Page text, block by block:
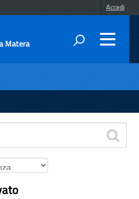
Accedi
Matera